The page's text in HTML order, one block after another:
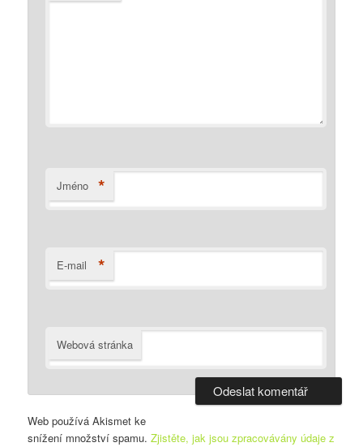
Jméno *
E-mail *
Webová stránka
Web používá Akismet ke
snížení množství spamu.Zjistěte, jak jsou zpracovávány údaje z